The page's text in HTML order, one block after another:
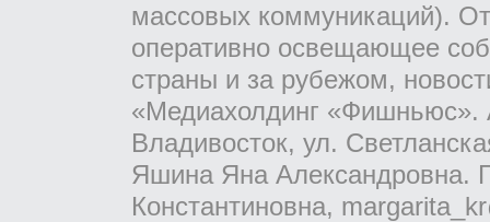
массовых коммуникаций).
оперативно освещающее
страны и за рубежом,
«Медиахолдинг «Фишньюс».
Владивосток, ул.
Яшина Яна Александровна.
Константиновна,